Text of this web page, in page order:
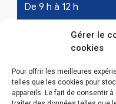
Gérer le
cookies
Pour offrir les meilleures
telles que les cookies pour
appareils. Le fait de consentir
De 9 h à 12 h
Samedi - les 1er et
De 9 h à 12 h